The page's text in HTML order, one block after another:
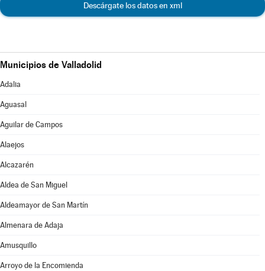
Descárgate los datos en xml
Municipios de Valladolid
Adalia
Aguasal
Aguilar de Campos
Alaejos
Alcazarén
Aldea de San Miguel
Aldeamayor de San Martín
Almenara de Adaja
Amusquillo
Arroyo de la Encomienda